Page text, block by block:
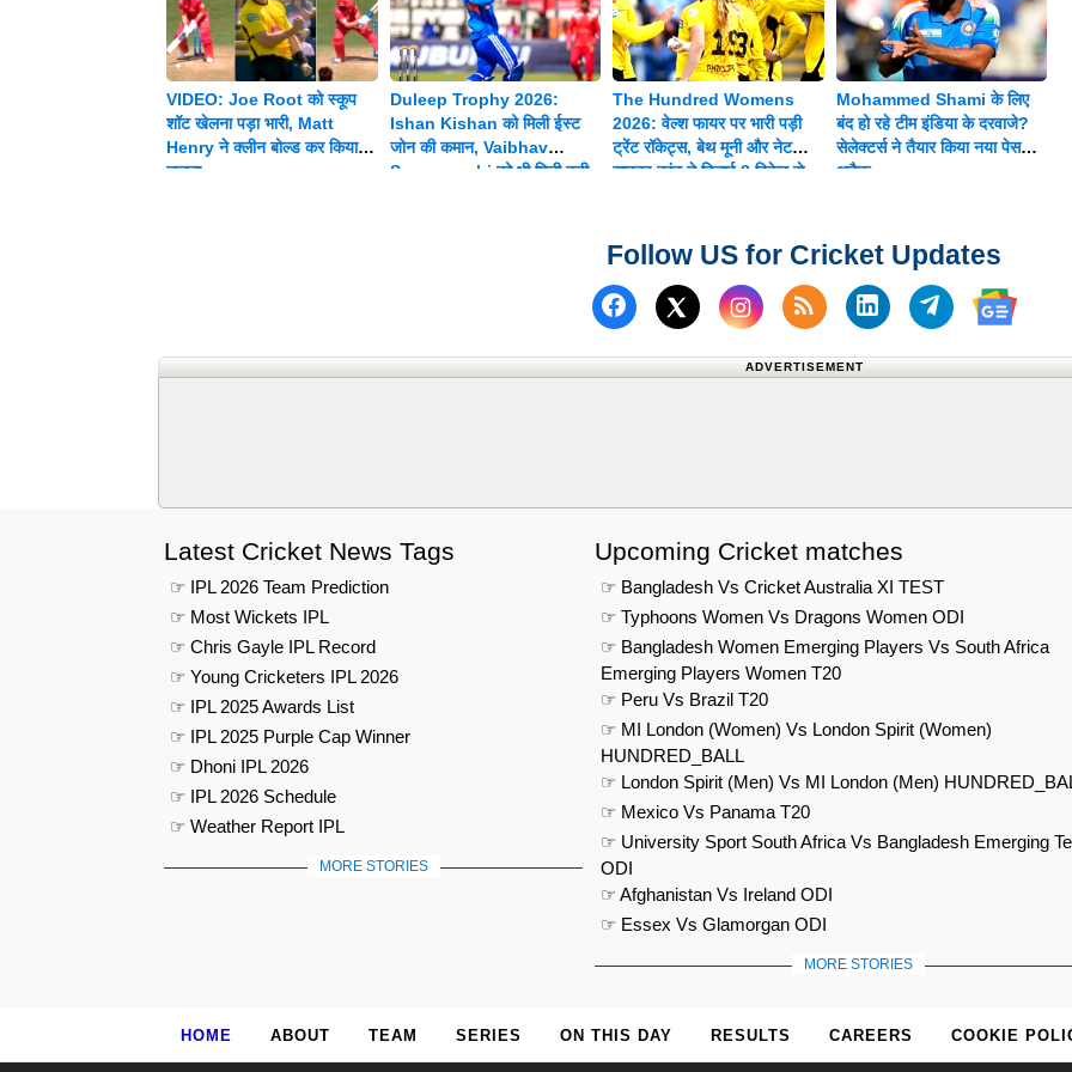
VIDEO: Joe Root को स्कूप
शॉट खेलना पड़ा भारी, Matt
Henry ने क्लीन बोल्ड कर किया
चलता
Duleep Trophy 2026:
Ishan Kishan को मिली ईस्ट
जोन की कमान, Vaibhav
Suryavanshi को भी मिली बड़ी
The Hundred Womens
2026: वेल्श फायर पर भारी पड़ी
ट्रेंट रॉकेट्स, बेथ मूनी और नेट
साइवर-ब्रंट ने दिलाई 8 विकेट से
Mohammed Shami के लिए
बंद हो रहे टीम इंडिया के दरवाजे?
सेलेक्टर्स ने तैयार किया नया पेस
अटैक
Follow US for Cricket Updates
Follow us on Facebook
Follow us on X (Twitter)
Subscribe to our RSS Feed
Follow us onFollow us on
Follow
ADVERTISEMENT
Latest Cricket News Tags
☞ IPL 2026 Team Prediction
☞ Most Wickets IPL
☞ Chris Gayle IPL Record
☞ Young Cricketers IPL 2026
☞ IPL 2025 Awards List
☞ IPL 2025 Purple Cap Winner
☞ Dhoni IPL 2026
☞ IPL 2026 Schedule
☞ Weather Report IPL
MORE STORIES
Upcoming Cricket matches
☞ Bangladesh Vs Cricket Australia XI TEST
☞ Typhoons Women Vs Dragons Women ODI
☞ Bangladesh Women Emerging Players Vs South Africa
Emerging Players Women T20
☞ Peru Vs Brazil T20
☞ MI London (Women) Vs London Spirit (Women)
HUNDRED_BALL
☞ London Spirit (Men) Vs MI London (Men)
☞ Mexico Vs Panama T20
☞ University Sport South Africa Vs Bangladesh Emerging
ODI
☞ Afghanistan Vs Ireland ODI
☞ Essex Vs Glamorgan ODI
MORE STORIES
HOME ABOUT TEAM SERIES ON THIS DAY RESULTS CAREERS COOKIE